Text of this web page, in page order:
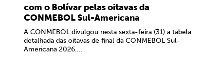
com o Bolívar pelas oitavas da
CONMEBOL Sul-Americana
A CONMEBOL divulgou nesta sexta-feira (31) a tabela
detalhada das oitavas de final da CONMEBOL Sul-
Americana 2026....